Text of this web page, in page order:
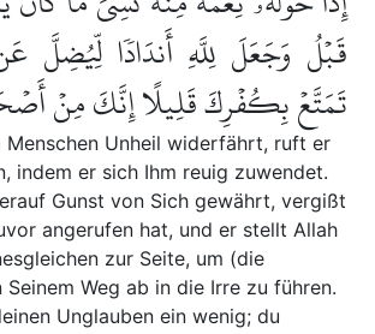
قَبۡلُ وَجَعَلَ لِلَّهِ أَندَادٗا لِّيُضِلَّ
تَمَتَّعۡ بِكُفۡرِكَ قَلِيلًا إِنَّكَ مِنۡ
Menschen Unheil widerfährt, ruft er
indem er sich Ihm reuig zuwendet.
Gunst von Sich gewährt, vergißt
angerufen hat, und er stellt Allah
zur Seite, um (die
Seinem Weg ab in die Irre zu führen.
Unglauben ein wenig; du